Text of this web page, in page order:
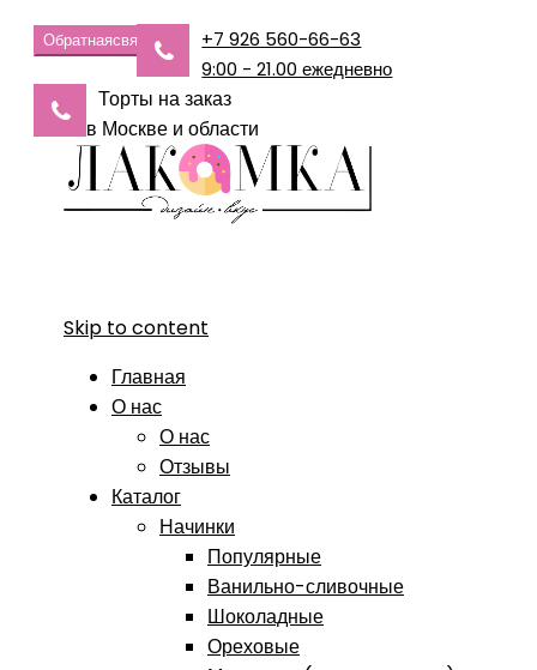
Обратнаясвязь
+7 926 560-66-63
9:00 - 21.00 ежедневно
Торты на заказ
в Москве и области
Skip to content
Главная
О нас
О нас
Отзывы
Каталог
Начинки
Популярные
Ванильно-сливочные
Шоколадные
Ореховые